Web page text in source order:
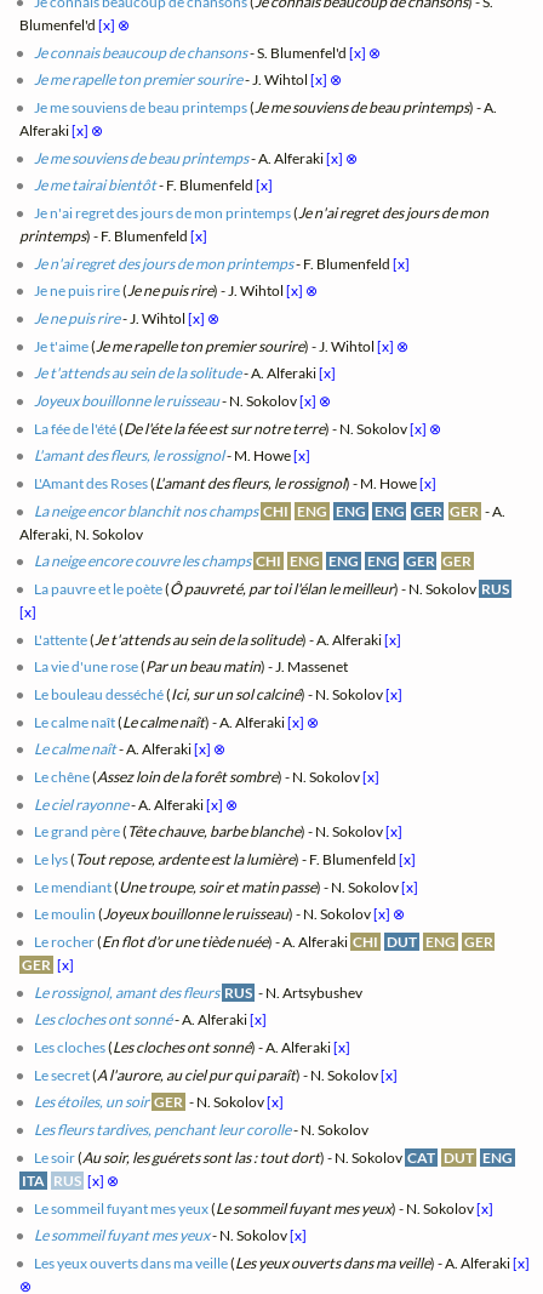
Blumenfel'd[x] ⊗
Je connais beaucoup de chansons- S. Blumenfel'd[x] ⊗
Je me rapelle ton premier sourire- J. Wihtol[x] ⊗
Je me souviens de beau printemps( Je me souviens de beau printemps) - A.
Alferaki[x] ⊗
Je me souviens de beau printemps- A. Alferaki[x] ⊗
Je me tairai bientôt- F. Blumenfeld[x]
Je n'ai regret des jours de mon printemps(Je n'ai regret des jours de mon
printemps) - F. Blumenfeld[x]
Je n'ai regret des jours de mon printemps- F. Blumenfeld[x]
Je ne puis rire(Je ne puis rire) - J. Wihtol[x] ⊗
Je ne puis rire- J. Wihtol[x] ⊗
Je t'aime( Je me rapelle ton premier sourire) - J. Wihtol[x] ⊗
Je t'attends au sein de la solitude- A. Alferaki[x]
Joyeux bouillonne le ruisseau- N. Sokolov[x] ⊗
La fée de l'été(De l'éte la fée est sur notre terre) - N. Sokolov[x] ⊗
L'amant des fleurs, le rossignol- M. Howe[x]
L'Amant des Roses(L'amant des fleurs, le rossignol) - M. Howe[x]
La neige encor blanchit nos champs CHI ENG ENG ENG GER GER - A.
Alferaki, N. Sokolov
La neige encore couvre les champs CHI ENG ENG ENG GER GER
La pauvre et le poète(Ô pauvreté, par toi l'élan le meilleur) - N. Sokolov RUS
[x]
L'attente( Je t'attends au sein de la solitude) - A. Alferaki[x]
La vie d'une rose(Par un beau matin) - J. Massenet
Le bouleau desséché(Ici, sur un sol calciné) - N. Sokolov[x]
Le calme naît(Le calme naît) - A. Alferaki[x] ⊗
Le calme naît- A. Alferaki[x] ⊗
Le chêne(Assez loin de la forêt sombre) - N. Sokolov[x]
Le ciel rayonne- A. Alferaki[x] ⊗
Le grand père( Tête chauve, barbe blanche) - N. Sokolov[x]
Le lys( Tout repose, ardente est la lumière) - F. Blumenfeld[x]
Le mendiant(Une troupe, soir et matin passe) - N. Sokolov[x]
Le moulin(Joyeux bouillonne le ruisseau) - N. Sokolov[x] ⊗
Le rocher(En flot d'or une tiède nuée) - A. Alferaki CHI DUT ENG GER
GER [x]
Le rossignol, amant des fleurs RUS - N. Artsybushev
Les cloches ont sonné- A. Alferaki[x]
Les cloches(Les cloches ont sonné) - A. Alferaki[x]
Le secret(A l'aurore, au ciel pur qui paraît) - N. Sokolov[x]
Les étoiles, un soir GER - N. Sokolov[x]
Les fleurs tardives, penchant leur corolle- N. Sokolov
Le soir(Au soir, les guérets sont las : tout dort) - N. Sokolov CAT DUT ENG
ITA RUS [x] ⊗
Le sommeil fuyant mes yeux(Le sommeil fuyant mes yeux) - N. Sokolov[x]
Le sommeil fuyant mes yeux- N. Sokolov[x]
Les yeux ouverts dans ma veille(Les yeux ouverts dans ma veille) - A. Alferaki[x]
⊗